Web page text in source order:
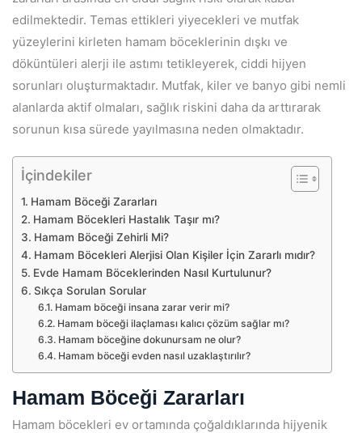
edilmektedir. Temas ettikleri yiyecekleri ve mutfak
yüzeylerini kirleten hamam böceklerinin dışkı ve
döküntüleri alerji ile astımı tetikleyerek, ciddi hijyen
sorunları oluşturmaktadır. Mutfak, kiler ve banyo gibi nemli
alanlarda aktif olmaları, sağlık riskini daha da arttırarak
sorunun kısa sürede yayılmasına neden olmaktadır.
İçindekiler
Hamam Böceği Zararları
Hamam Böcekleri Hastalık Taşır mı?
Hamam Böceği Zehirli Mi?
Hamam Böcekleri Alerjisi Olan Kişiler İçin Zararlı mıdır?
Evde Hamam Böceklerinden Nasıl Kurtulunur?
Sıkça Sorulan Sorular
Hamam böceği insana zarar verir mi?
Hamam böceği ilaçlaması kalıcı çözüm sağlar mı?
Hamam böceğine dokunursam ne olur?
Hamam böceği evden nasıl uzaklaştırılır?
Hamam Böceği Zararları
Hamam böcekleri ev ortamında çoğaldıklarında hijyenik